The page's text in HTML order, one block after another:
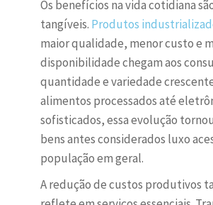
Os benefícios na vida cotidiana
tangíveis. Produtos
maior qualidade, menor custo e
disponibilidade chegam aos
quantidade e variedade
alimentos processados até
sofisticados, essa evolução
bens antes considerados luxo
população em geral.
A redução de custos produtivos